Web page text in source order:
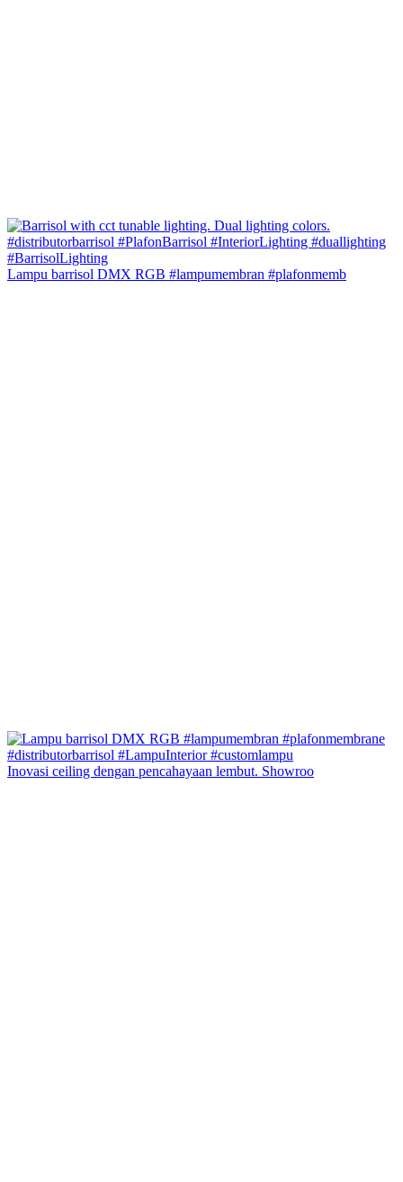
Lampu barrisol DMX RGB #lampumembran #plafonmemb
Inovasi ceiling dengan pencahayaan lembut. Showroo